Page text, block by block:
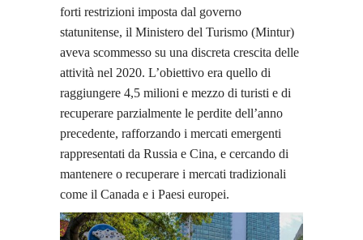
forti restrizioni imposta dal governo
statunitense, il Ministero del Turismo (Mintur)
aveva scommesso su una discreta crescita delle
attività nel 2020. L’obiettivo era quello di
raggiungere 4,5 milioni e mezzo di turisti e di
recuperare parzialmente le perdite dell’anno
precedente, rafforzando i mercati emergenti
rappresentati da Russia e Cina, e cercando di
mantenere o recuperare i mercati tradizionali
come il Canada e i Paesi europei.